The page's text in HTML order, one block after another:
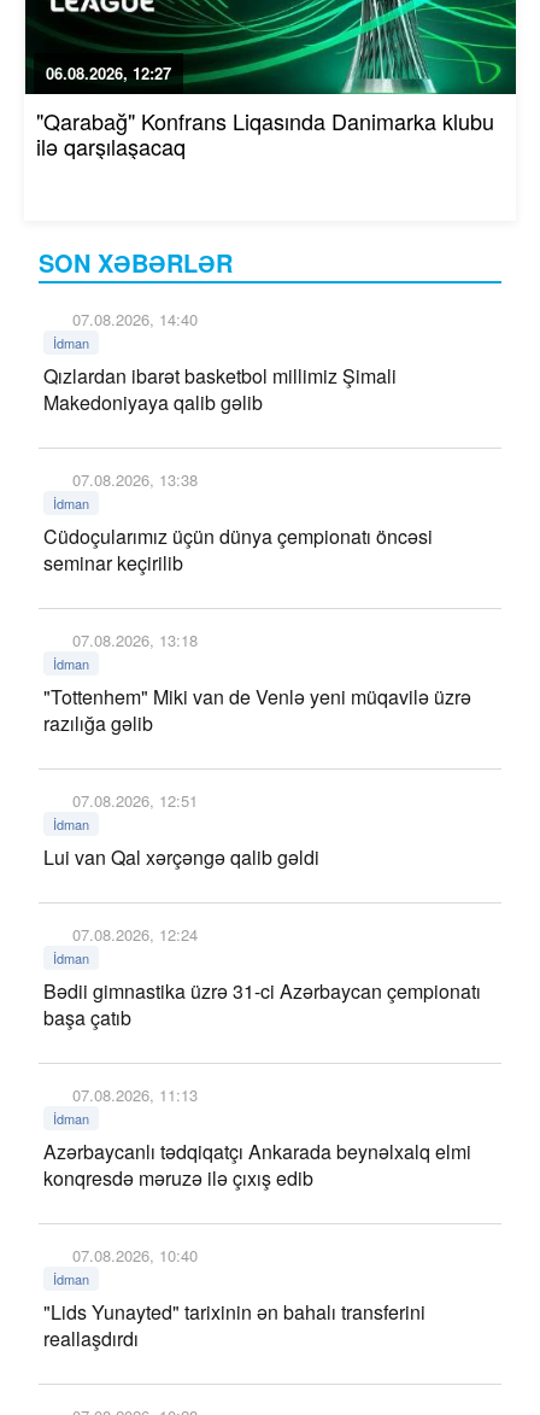
SON XƏBƏRLƏR
07.08.2026, 14:40
İdman
Qızlardan ibarət basketbol millimiz Şimali
Makedoniyaya qalib gəlib
07.08.2026, 13:38
İdman
Cüdoçularımız üçün dünya çempionatı öncəsi
seminar keçirilib
07.08.2026, 13:18
İdman
"Tottenhem" Miki van de Venlə yeni müqavilə üzrə
razılığa gəlib
07.08.2026, 12:51
İdman
Lui van Qal xərçəngə qalib gəldi
07.08.2026, 12:24
İdman
Bədii gimnastika üzrə 31-ci Azərbaycan çempionatı
başa çatıb
07.08.2026, 11:13
İdman
Azərbaycanlı tədqiqatçı Ankarada beynəlxalq elmi
konqresdə məruzə ilə çıxış edib
07.08.2026, 10:40
İdman
"Lids Yunayted" tarixinin ən bahalı transferini
reallaşdırdı
06.08.2026, 12:27
"Qarabağ" Konfrans Liqasında Danimarka klubu
ilə qarşılaşacaq